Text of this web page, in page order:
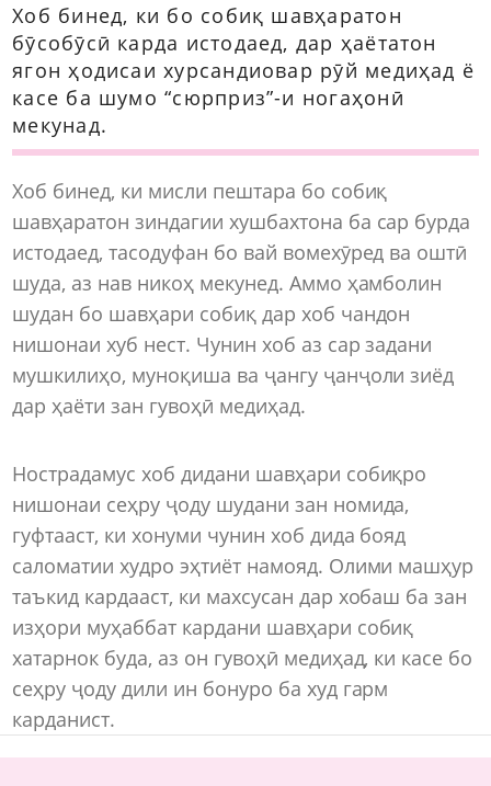
Хоб бинед, ки бо собиқ шавҳаратон
бӯсобӯсӣ карда истодаед, дар ҳаётатон
ягон ҳодисаи хурсандиовар рӯй медиҳад ё
касе ба шумо “сюрприз”-и ногаҳонӣ
мекунад.
Хоб бинед, ки мисли пештара бо собиқ
шавҳаратон зиндагии хушбахтона ба сар бурда
истодаед, тасодуфан бо вай вомехӯред ва оштӣ
шуда, аз нав никоҳ мекунед. Аммо ҳамболин
шудан бо шавҳари собиқ дар хоб чандон
нишонаи хуб нест. Чунин хоб аз сар задани
мушкилиҳо, муноқиша ва ҷангу ҷанҷоли зиёд
дар ҳаёти зан гувоҳӣ медиҳад.
Нострадамус хоб дидани шавҳари собиқро
нишонаи сеҳру ҷоду шудани зан номида,
гуфтааст, ки хонуми чунин хоб дида бояд
саломатии худро эҳтиёт намояд. Олими машҳур
таъкид кардааст, ки махсусан дар хобаш ба зан
изҳори муҳаббат кардани шавҳари собиқ
хатарнок буда, аз он гувоҳӣ медиҳад, ки касе бо
сеҳру ҷоду дили ин бонуро ба худ гарм
карданист.